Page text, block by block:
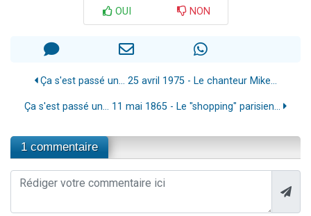
OUI NON
Ça s'est passé un... 25 avril 1975 - Le chanteur Mike...
Ça s'est passé un… 11 mai 1865 - Le "shopping" parisien...
1 commentaire